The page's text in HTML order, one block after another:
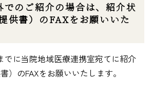
でのご紹介の場合は、紹介状
供書）のFAXをお願いいた
でに当院地域医療連携室宛てに紹介
）のFAXをお願いいたします。